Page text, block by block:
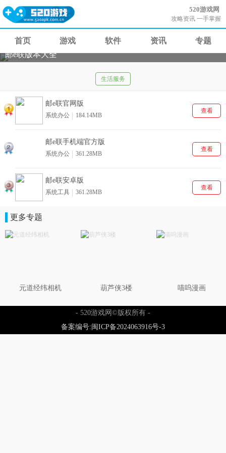
520游戏网
攻略资讯 一手掌握
首页 游戏 软件 资讯
专题
邮e联版本大全
生活服务
邮e联官网版
系统办公 184.14MB
查看
邮e联手机端官方版
系统办公 361.28MB
查看
邮e联安卓版
系统工具 361.28MB
查看
更多专题
元道经纬相机 葫芦侠3楼 喵呜漫画
- 520游戏网©版权所有 -
备案编号:闽ICP备2024063916号-3